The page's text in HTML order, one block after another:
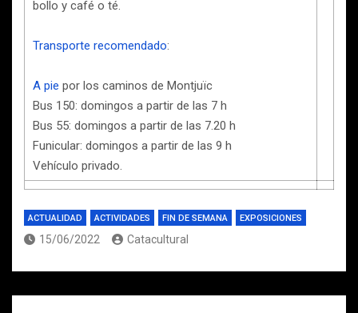
bollo y café o té.
Transporte recomendado:
A pie por los caminos de Montjuïc
Bus 150: domingos a partir de las 7 h
Bus 55: domingos a partir de las 7.20 h
Funicular: domingos a partir de las 9 h
Vehículo privado.
ACTUALIDAD ACTIVIDADES FIN DE SEMANA EXPOSICIONES
15/06/2022 Catacultural